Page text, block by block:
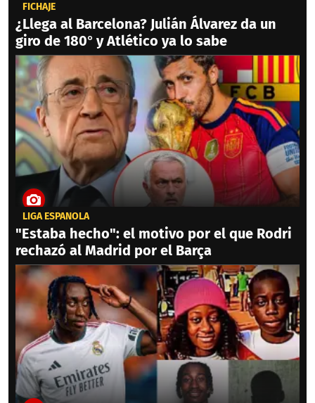
FICHAJE
¿Llega al Barcelona? Julián Álvarez da un
giro de 180° y Atlético ya lo sabe
LIGA ESPAÑOLA
"Estaba hecho": el motivo por el que Rodri
rechazó al Madrid por el Barça